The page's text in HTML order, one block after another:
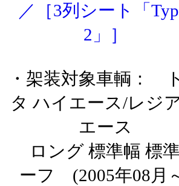
／
［3列シート「
2」］
・架装対象車輌：
タ ハイエース/レジ
エース
ロング 標準幅 標
ーフ (2005年08月